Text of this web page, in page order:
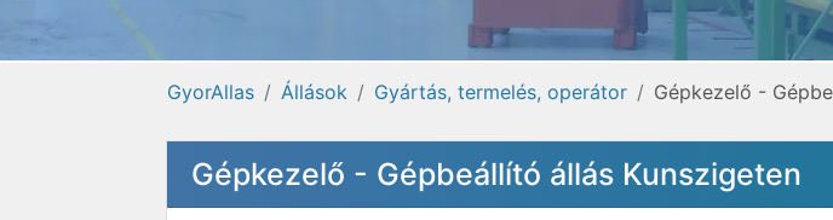
GyorAllas Állások Gyártás, termelés, operátor Gépkezelő -
Gépkezelő - Gépbeállító állás Kunszigeten